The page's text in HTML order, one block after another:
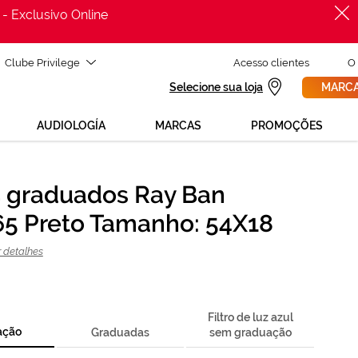
Exclusivo Online
Clube Privilege Acesso clientes O
Selecione sua loja
AUDIOLOGÍA MARCAS PROMOÇÕES
de ajuda para mudar os teus óculos?
para nós GRÁTIS no número800 114 297
uma
Ray Ban
Preto Tamanho: 54X18
detalhes
Graduadas
Filtro de luz azul
sem graduação